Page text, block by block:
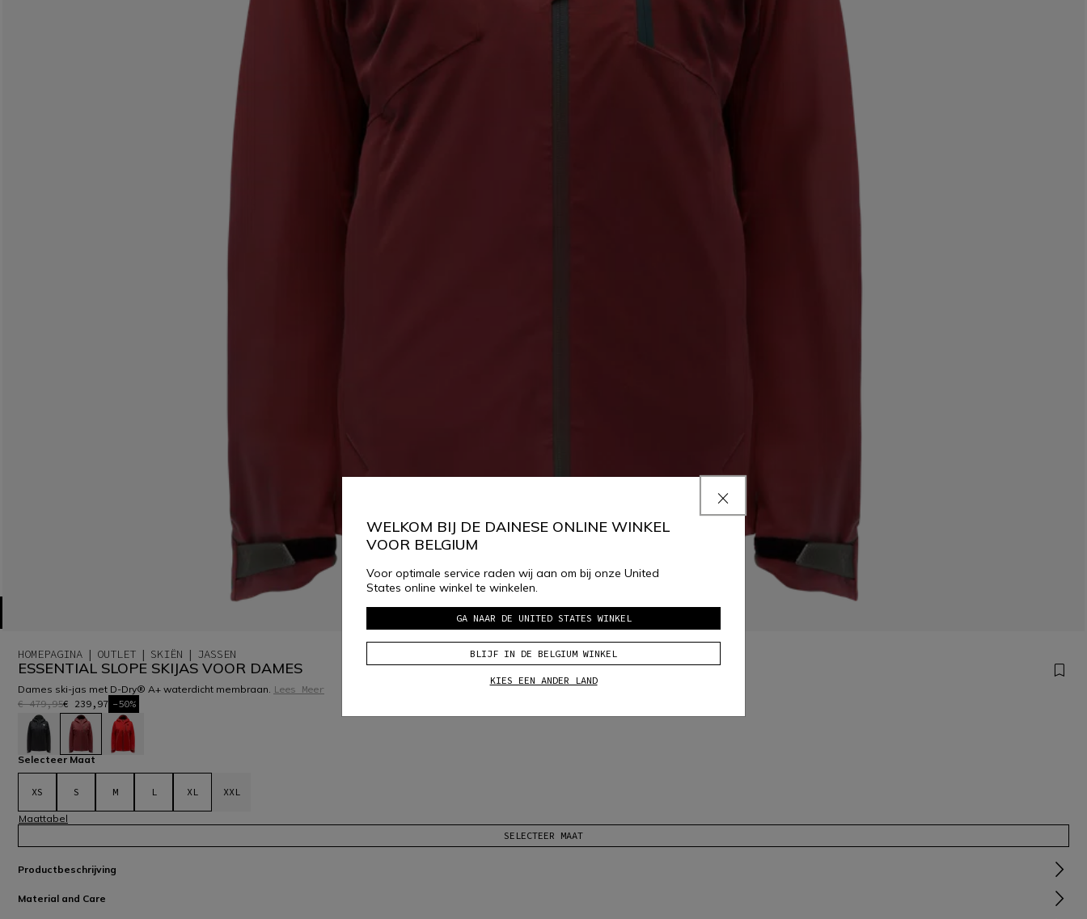
HOMEPAGINA OUTLET SKIËN JASSEN
ESSENTIAL SLOPE SKIJAS VOOR DAMES
Dames ski-jas met D-Dry® A+ waterdicht membraan. Lees Meer
€ 479,95€ 239,97 -50%
geselecteerd
Selecteer Maat
XS S M L XL XXL
Maattabel
SELECTEER MAAT
Productbeschrijving
Material and Care
WELKOM BIJ DE DAINESE ONLINE WINKEL
VOOR BELGIUM
Voor optimale service raden wij aan om bij onze United
States online winkel te winkelen.
GA NAAR DE UNITED STATES WINKEL
BLIJF IN DE BELGIUM WINKEL
KIES EEN ANDER LAND